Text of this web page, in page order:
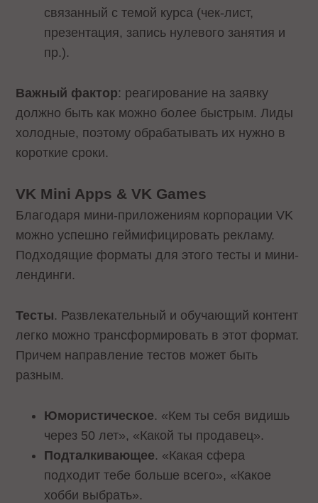
связанный с темой курса (чек-лист,
презентация, запись нулевого занятия и
пр.).
Важный фактор: реагирование на заявку
должно быть как можно более быстрым. Лиды
холодные, поэтому обрабатывать их нужно в
короткие сроки.
VK Mini Apps & VK Games
Благодаря мини-приложениям корпорации VK
можно успешно геймифицировать рекламу.
Подходящие форматы для этого тесты и мини-
лендинги.
Тесты. Развлекательный и обучающий контент
легко можно трансформировать в этот формат.
Причем направление тестов может быть
разным.
Юмористическое. «Кем ты себя видишь
через 50 лет», «Какой ты продавец».
Подталкивающее. «Какая сфера
подходит тебе больше всего», «Какое
хобби выбрать».